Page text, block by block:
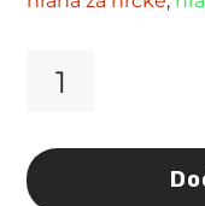
Nature
Mini
Hamster